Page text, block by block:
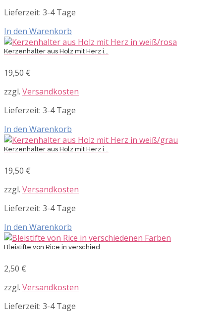
Lieferzeit: 3-4 Tage
In den Warenkorb
Kerzenhalter aus Holz mit Herz i...
19,50 €
zzgl. Versandkosten
Lieferzeit: 3-4 Tage
In den Warenkorb
Kerzenhalter aus Holz mit Herz i...
19,50 €
zzgl. Versandkosten
Lieferzeit: 3-4 Tage
In den Warenkorb
Bleistifte von Rice in verschied...
2,50 €
zzgl. Versandkosten
Lieferzeit: 3-4 Tage